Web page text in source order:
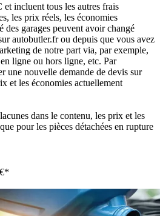
incluent tous les autres frais
les prix réels, les économies
garages peuvent avoir changé
autobutler.fr ou depuis que vous avez
de notre part via, par exemple,
ligne ou hors ligne, etc. Par
une nouvelle demande de devis sur
et les économies actuellement
dans le contenu, les prix et les
pour les pièces détachées en rupture